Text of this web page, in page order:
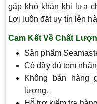
gặp khó khăn khi lựa
Lợi luôn đặt uy tín lên
Cam Kết Về Chất
Sản phẩm
Có đầy đủ tem
Không bán hàng
lượng.